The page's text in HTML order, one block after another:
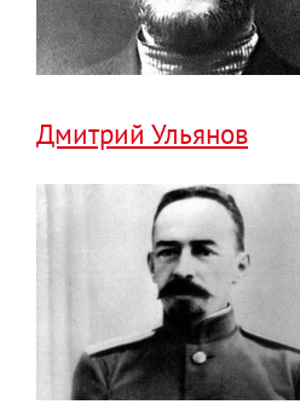
Дмитрий Ульянов